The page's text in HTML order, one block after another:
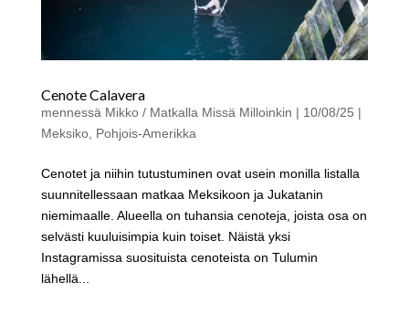
Cenote Calavera
mennessä Mikko / Matkalla Missä Milloinkin | 10/08/25 |
Meksiko, Pohjois-Amerikka
Cenotet ja niihin tutustuminen ovat usein monilla listalla
suunnitellessaan matkaa Meksikoon ja Jukatanin
niemimaalle. Alueella on tuhansia cenoteja, joista osa on
selvästi kuuluisimpia kuin toiset. Näistä yksi
Instagramissa suosituista cenoteista on Tulumin
lähellä...